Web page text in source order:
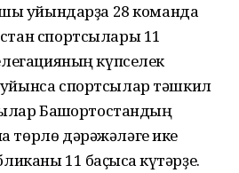
уйындарҙа 28 команда
спортсылары 11
күпселек
спортсылар тәшкил
Башҡортостандың
төрлө дәрәжәләге ике
11 баҫҡысҡа күтәрҙе.